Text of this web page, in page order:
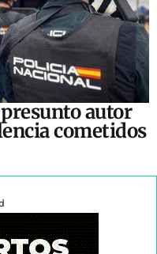
autor
cometidos